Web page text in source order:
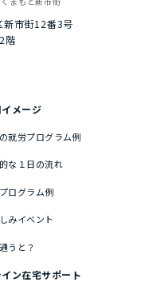
新市街12番3号
階
メージ
就労プログラム例
な１⽇の流れ
ログラム例
みイベント
うと？
ン在宅サポート